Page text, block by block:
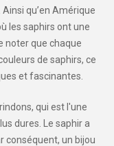
qu’en Amérique
les saphirs ont une
noter que chaque
de saphirs, ce
et fascinantes.
qui est l'une
dures. Le saphir a
conséquent, un bijou